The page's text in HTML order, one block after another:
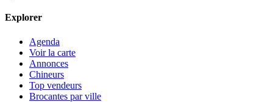
Explorer
Agenda
Voir la carte
Annonces
Chineurs
Top vendeurs
Brocantes par ville